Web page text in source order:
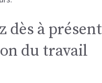
dès à présent
du travail